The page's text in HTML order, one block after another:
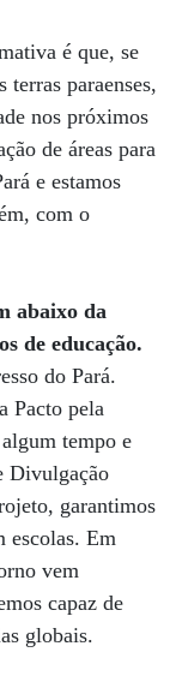
é que, se
paraenses,
nos próximos
de áreas para
e estamos
com o
abaixo da
de educação.
do Pará.
Pacto pela
tempo e
Divulgação
garantimos
escolas. Em
vem
capaz de
globais.